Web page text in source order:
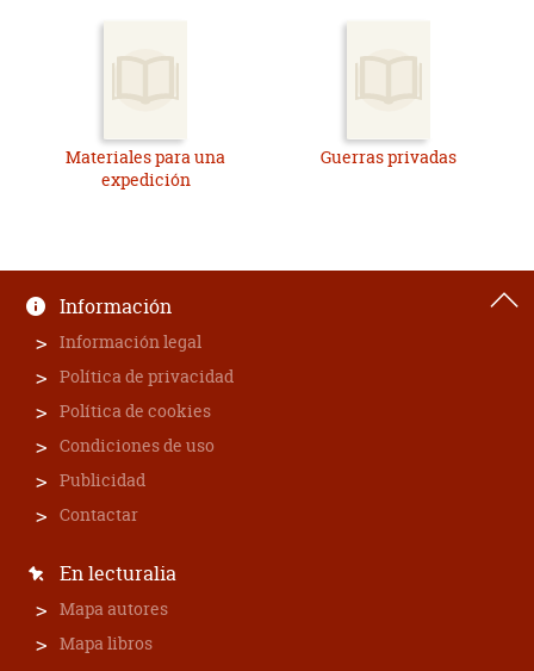
Materiales para una
expedición
Guerras privadas
Información
Información legal
Política de privacidad
Política de cookies
Condiciones de uso
Publicidad
Contactar
En lecturalia
Mapa autores
Mapa libros